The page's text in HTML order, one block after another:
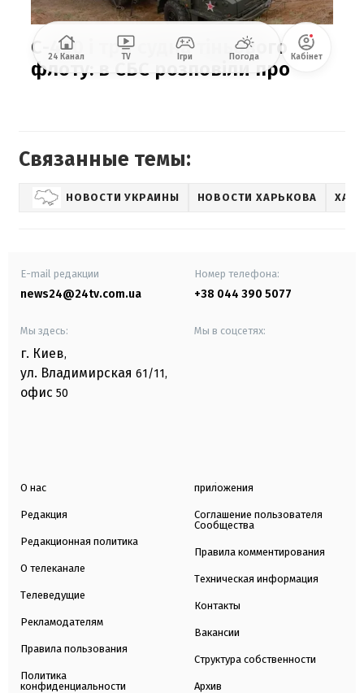
Связанные темы:
НОВОСТИ УКРАИНЫ НОВОСТИ ХАРЬКОВА
E-mail редакции
news24@24tv.com.ua
Номер телефона:
+38 044 390 5077
Мы здесь:
г. Киев,
ул. Владимирская 61/11,
офис 50
Мы в соцсетях:
О нас
Редакция
Редакционная политика
О телеканале
Телеведущие
Рекламодателям
Правила пользования
Политика
конфиденциальности
приложения
Соглашение пользователя
Сообщества
Правила комментирования
Техническая информация
Контакты
Вакансии
Структура собственности
Архив